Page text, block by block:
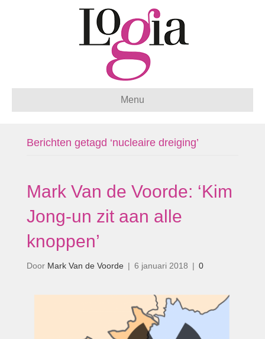
Menu
Berichten getagd ‘nucleaire dreiging’
Mark Van de Voorde: ‘Kim
Jong-un zit aan alle
knoppen’
Door Mark Van de Voorde | 6 januari 2018 | 0